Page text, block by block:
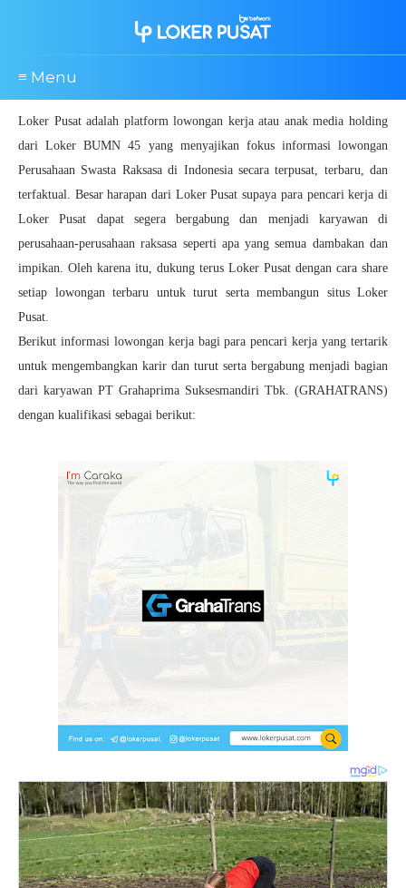
≡ Menu
Loker Pusat adalah platform lowongan kerja atau anak media holding
dari Loker BUMN 45 yang menyajikan fokus informasi lowongan
Perusahaan Swasta Raksasa di Indonesia secara terpusat, terbaru, dan
terfaktual. Besar harapan dari Loker Pusat supaya para pencari kerja di
Loker Pusat dapat segera bergabung dan menjadi karyawan di
perusahaan-perusahaan raksasa seperti apa yang semua dambakan dan
impikan. Oleh karena itu, dukung terus Loker Pusat dengan cara share
setiap lowongan terbaru untuk turut serta membangun situs Loker
Pusat.
Berikut informasi lowongan kerja bagi para pencari kerja yang tertarik
untuk mengembangkan karir dan turut serta bergabung menjadi bagian
dari karyawan PT Grahaprima Suksesmandiri Tbk. (GRAHATRANS)
dengan kualifikasi sebagai berikut: